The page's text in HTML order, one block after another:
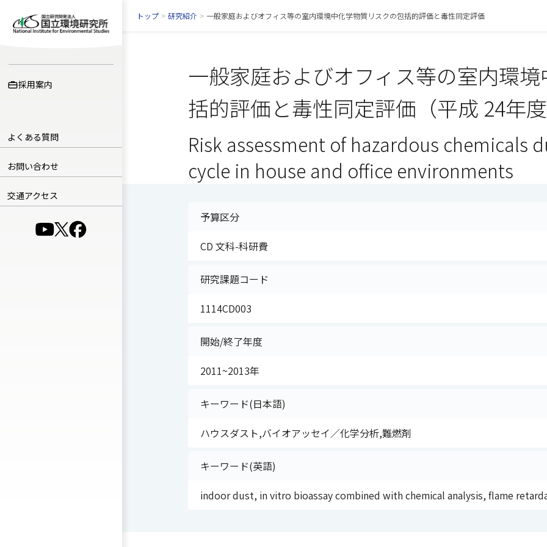
採用案内
よくある質問
お問い合わせ
交通アクセス
（別ウインドウで開きます）
（別ウインドウで開きます）
（別ウインドウで開きます）
トップ > 研究紹介 > 一般家庭およびオフィス等の室内環境中化学物質リスクの包括的評価と毒性同定評価
一般家庭およびオフィス等の室内環
括的評価と毒性同定評価（平成 24年
Risk assessment of hazardous chemicals
cycle in house and office environments
予算区分
CD 文科-科研費
研究課題コード
1114CD003
開始/終了年度
2011~2013年
キーワード(日本語)
ハウスダスト,バイオアッセイ／化学分析,難燃剤
キーワード(英語)
indoor dust, in vitro bioassay combined with chemical analysis, flame